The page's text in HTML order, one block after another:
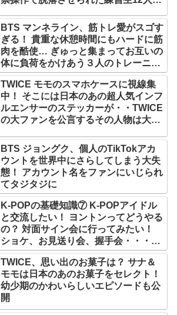
BTS マンネライン、筋トレ愛がスゴす
ぎる！ 貴重な休憩時間にもハードに筋
肉を酷使… ぎゅっと集まってお互いの
体に負荷をかけあう３人のトレーニン
グ風景がかわいすぎるとファンくぎづ
け
TWICE モモのスマホケースに視線集
中！ そこには日本のあの超人気インフ
ルエンサーのステッカーが・・TWICE
の大ファンを公言するその人物は大よ
と話題沸騰
BTS ジョングク、個人のTikTokアカ
ウントを世界中にさらしてしまう大失
態！ アカウント名をファンにいじられ
てタジタジに
K-POPの基礎知識⑦ K-POPアイドル
と交流したい！ ヨントンってどうやる
の？ 対面サイン会に行ってみたい！
ショケ、お見送り会、握手会・・・リ
リースイベントあれこれを紹介
TWICE、思い出のお菓子は？ サナ＆
モモは日本のあのお菓子をセレクト！
幼少期のかわいらしいエピソードも公
開